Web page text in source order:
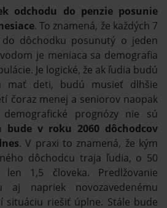
odchodu do penzie posunie
. To znamená, že každých 7
dôchodku posunutý o jeden
je meniaca sa demografia
Je logické, že ak ľudia budú
mať deti, budú musieť dlhšie
čoraz menej a seniorov naopak
prognózy nie sú
bude v roku 2060 dôchodcov
. V praxi to znamená, že kým
dôchodcu traja ľudia, o 50
1,5 človeka. Predlžovanie
aj napriek novozavedenému
situáciu riešiť úplne. Stále bude